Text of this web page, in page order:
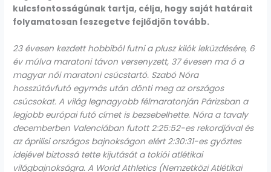
kulcsfontosságúnak tartja, célja, hogy saját határait
folyamatosan feszegetve fejlődjön tovább.
23 évesen kezdett hobbiból futni a plusz kilók leküzdésére, 6
év múlva maratoni távon versenyzett, 37 évesen ma ő a
magyar női maratoni csúcstartó. Szabó Nóra
hosszútávfutó egymás után dönti meg az országos
csúcsokat. A világ legnagyobb félmaratonján Párizsban a
legjobb európai futó címet is bezsebelhette. Nóra a tavaly
decemberben Valenciában futott 2:25:52-es rekordjával és
az áprilisi országos bajnokságon elért 2:30:31-es győztes
idejével biztossá tette kijutását a tokiói atlétikai
világbajnokságra. A World Athletics (Nemzetközi Atlétikai